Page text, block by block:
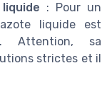
: Pour un
liquide est
Attention, sa
strictes et il